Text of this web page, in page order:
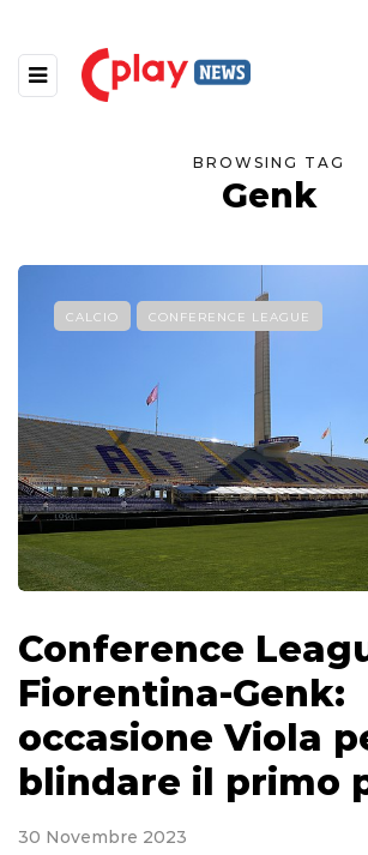
BROWSING TAG
Genk
CALCIO CONFERENCE LEAGUE
Conference
Fiorentina-Genk:
occasione Viola
blindare il primo
30 Novembre 2023